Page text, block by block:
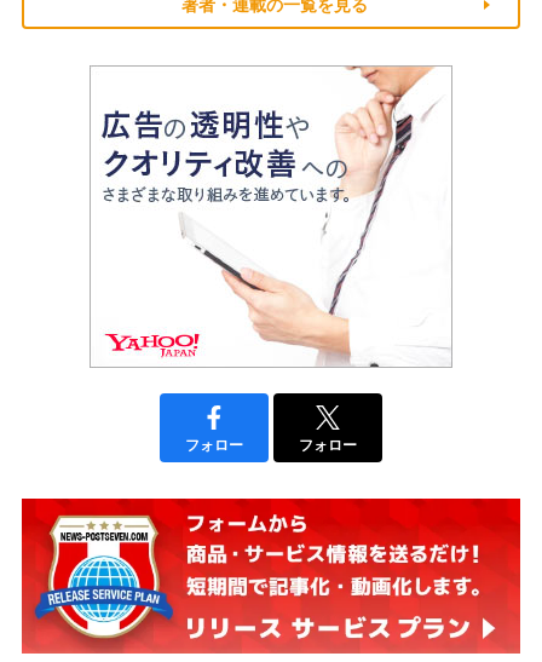
著者・連載の一覧を見る
フォロー フォロー